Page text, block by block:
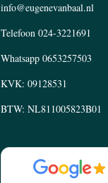
info@eugenevanbaal.nl
Telefoon 024-3221691
Whatsapp 0653257503
KVK: 09128531
BTW: NL811005823B01